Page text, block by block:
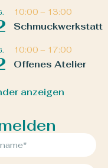
10:00 – 13:00
Schmuckwerkstatt
10:00 – 17:00
Offenes Atelier
anzeigen